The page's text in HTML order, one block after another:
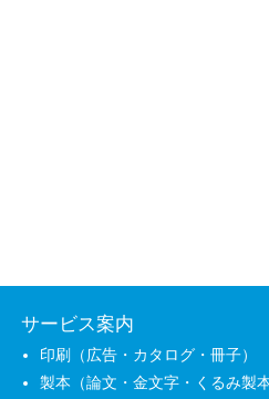
サービス案内
印刷（広告・カタログ・冊子）
製本（論文・金文字・くるみ製